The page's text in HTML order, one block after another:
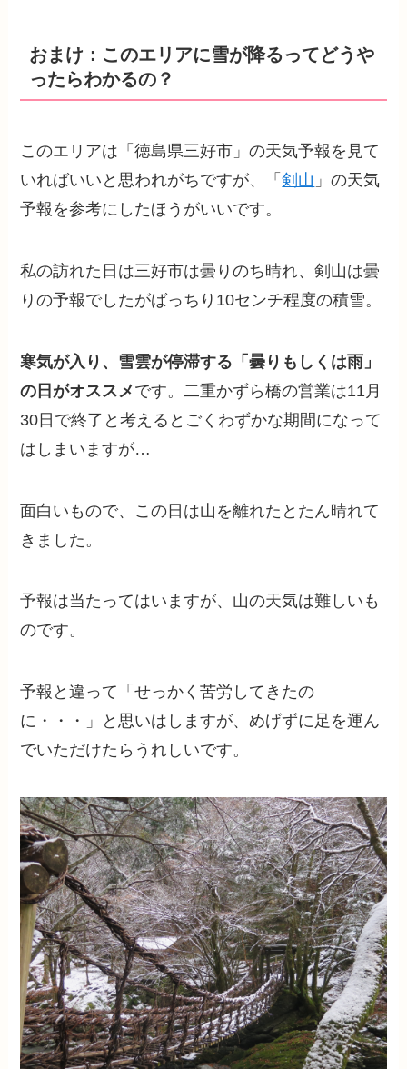
おまけ：このエリアに雪が降るってどうや
ったらわかるの？
このエリアは「徳島県三好市」の天気予報を見て
いればいいと思われがちですが、「剣山 」の天気
予報を参考にしたほうがいいです。
私の訪れた日は三好市は曇りのち晴れ、剣山は曇
りの予報でしたがばっちり10センチ程度の積雪。
寒気が入り、雪雲が停滞する「曇りもしくは雨」
の日がオススメです。二重かずら橋の営業は11月
30日で終了と考えるとごくわずかな期間になって
はしまいますが…
面白いもので、この日は山を離れたとたん晴れて
きました。
予報は当たってはいますが、山の天気は難しいも
のです。
予報と違って「せっかく苦労してきたの
に・・・」と思いはしますが、めげずに足を運ん
でいただけたらうれしいです。